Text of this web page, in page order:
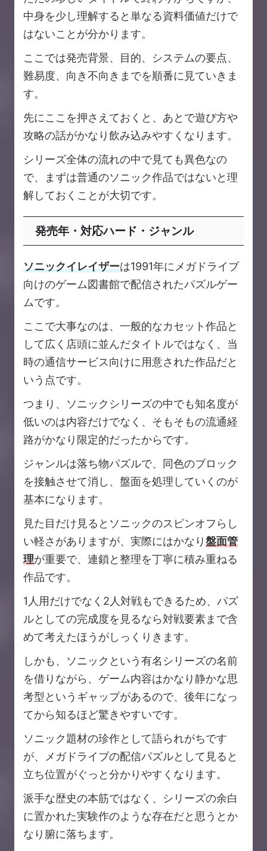
中身を少し理解すると単なる資料価値だけで
はないことが分かります。
ここでは発売背景、目的、システムの要点、
難易度、向き不向きまでを順番に見ていきま
す。
先にここを押さえておくと、あとで遊び方や
攻略の話がかなり飲み込みやすくなります。
シリーズ全体の流れの中で見ても異色なの
で、まずは普通のソニック作品ではないと理
解しておくことが大切です。
発売年・対応ハード・ジャンル
ソニックイレイザーは1991年にメガドライブ
向けのゲーム図書館で配信されたパズルゲー
ムです。
ここで大事なのは、一般的なカセット作品と
して広く店頭に並んだタイトルではなく、当
時の通信サービス向けに用意された作品だと
いう点です。
つまり、ソニックシリーズの中でも知名度が
低いのは内容だけでなく、そもそもの流通経
路がかなり限定的だったからです。
ジャンルは落ち物パズルで、同色のブロック
を接触させて消し、盤面を処理していくのが
基本になります。
見た目だけ見るとソニックのスピンオフらし
い軽さがありますが、実際にはかなり盤面管
理が重要で、連鎖と整理を丁寧に積み重ねる
作品です。
1人用だけでなく2人対戦もできるため、パズ
ルとしての完成度を見るなら対戦要素まで含
めて考えたほうがしっくりきます。
しかも、ソニックという有名シリーズの名前
を借りながら、ゲーム内容はかなり静かな思
考型というギャップがあるので、後年になっ
てから知るほど驚きやすいです。
ソニック題材の珍作として語られがちです
が、メガドライブの配信パズルとして見ると
立ち位置がぐっと分かりやすくなります。
派手な歴史の本筋ではなく、シリーズの余白
に置かれた実験作のような存在だと思うとか
なり腑に落ちます。